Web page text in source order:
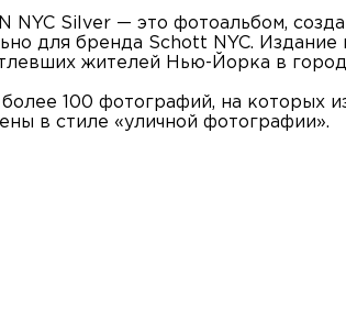
NYC Silver — это фотоальбом,
для бренда Schott NYC.
жителей Нью-Йорка в
100 фотографий, на которых
в стиле «уличной фотографии».